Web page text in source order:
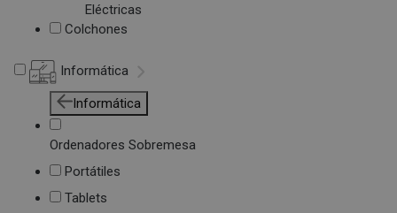
Eléctricas
Colchones
Informática
Informática
Ordenadores Sobremesa
Portátiles
Tablets